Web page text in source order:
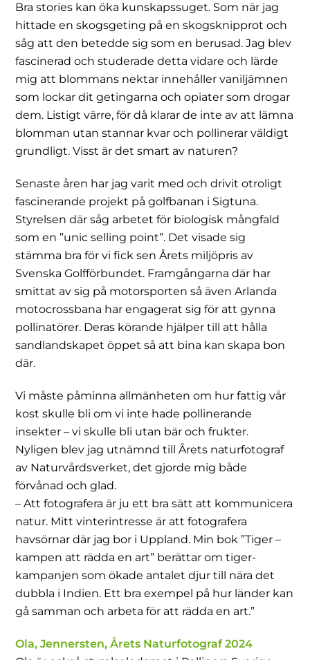
Bra stories kan öka kunskapssuget. Som när jag
hittade en skogsgeting på en skogsknipprot och
såg att den betedde sig som en berusad. Jag blev
fascinerad och studerade detta vidare och lärde
mig att blommans nektar innehåller vaniljämnen
som lockar dit getingarna och opiater som drogar
dem. Listigt värre, för då klarar de inte av att lämna
blomman utan stannar kvar och pollinerar väldigt
grundligt. Visst är det smart av naturen?
Senaste åren har jag varit med och drivit otroligt
fascinerande projekt på golfbanan i Sigtuna.
Styrelsen där såg arbetet för biologisk mångfald
som en ”unic selling point”. Det visade sig
stämma bra för vi fick sen Årets miljöpris av
Svenska Golfförbundet. Framgångarna där har
smittat av sig på motorsporten så även Arlanda
motocrossbana har engagerat sig för att gynna
pollinatörer. Deras körande hjälper till att hålla
sandlandskapet öppet så att bina kan skapa bon
där.
Vi måste påminna allmänheten om hur fattig vår
kost skulle bli om vi inte hade pollinerande
insekter – vi skulle bli utan bär och frukter.
Nyligen blev jag utnämnd till Årets naturfotograf
av Naturvårdsverket, det gjorde mig både
förvånad och glad.
– Att fotografera är ju ett bra sätt att kommunicera
natur. Mitt vinterintresse är att fotografera
havsörnar där jag bor i Uppland. Min bok ”Tiger –
kampen att rädda en art” berättar om tiger-
kampanjen som ökade antalet djur till nära det
dubbla i Indien. Ett bra exempel på hur länder kan
gå samman och arbeta för att rädda en art.”
Ola, Jennersten, Årets Naturfotograf 2024